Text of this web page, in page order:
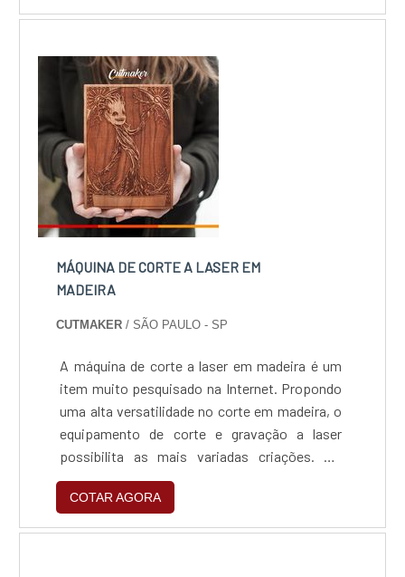
profissionais capacitados, a empresa
mais credibilidade e peso as marcas e
produtos envolvidos em...
MÁQUINA DE CORTE A LASER EM
MADEIRA
CUTMAKER/ SÃO PAULO - SP
A máquina de corte a laser em madeira é um
item muito pesquisado na Internet. Propondo
uma alta versatilidade no corte em madeira, o
equipamento de corte e gravação a laser
possibilita as mais variadas criações. No
entanto, é fundamental que você tenha em
mente do que se pretende
criar.Empreendedores, construtores,
COTAR AGORA